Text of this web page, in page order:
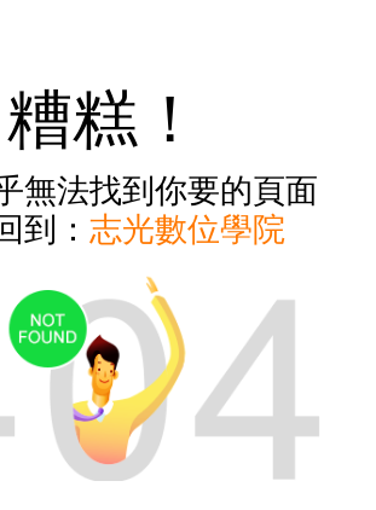
糟糕！
無法找到你要的頁面
到： 志光數位學院